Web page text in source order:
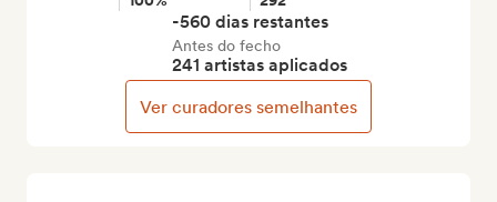
-560 dias restantes
Antes do fecho
241 artistas aplicados
Ver curadores semelhantes